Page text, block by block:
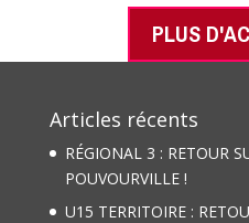
PLUS
Articles récents
RÉGIONAL 3 : RETOUR
POUVOURVILLE !
U15 TERRITOIRE :